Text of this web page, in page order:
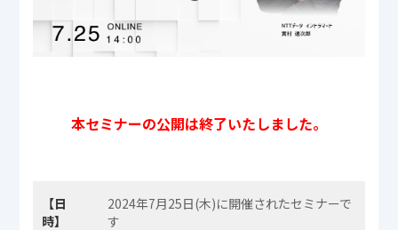
本セミナーの公開は終了いたしました。
【日
時】
2024年7月25日(木)に開催されたセミナーで
す